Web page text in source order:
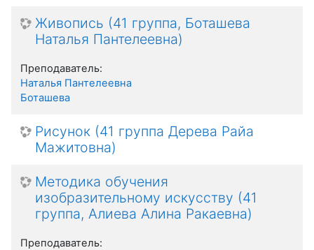
Живопись (41 группа, Боташева
Наталья Пантелеевна)
Преподаватель:
Наталья Пантелеевна
Боташева
Рисунок (41 группа Дерева Райа
Мажитовна)
Методика обучения
изобразительному искусству (41
группа, Алиева Алина Ракаевна)
Преподаватель: